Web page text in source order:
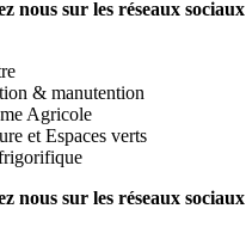
nous sur les réseaux sociaux
& manutention
Agricole
et Espaces verts
nous sur les réseaux sociaux